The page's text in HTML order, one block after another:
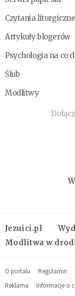
Czytania liturgiczne
Artykuły blogerów
Psychologia na co
Ślub
Modlitwy
Jezuici.pl
Modlitwa w
O portalu Regulamin
Reklama
Informacje o